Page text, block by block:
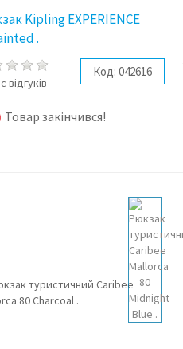
Kipling EXPERIENCE
.
відгуків
Код: 042616
Товар закінчився!